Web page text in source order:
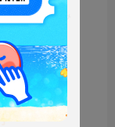
ス ぬいぐるみ
ゃちゃん
ーキャラクター
ットストラップ
クション